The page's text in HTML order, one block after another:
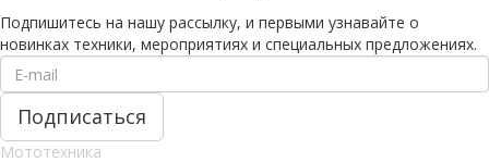
Подпишитесь на нашу рассылку, и первыми узнавайте о
новинках техники, мероприятиях и специальных предложениях.
Мототехника